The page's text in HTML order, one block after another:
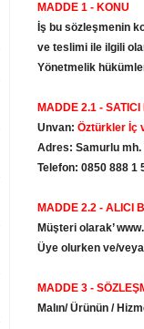
MADDE 1 - KONU
İş bu sözleşmenin
ve teslimi ile ilgili
Yönetmelik
MADDE 2.1 - SATICI
Unvan: Öztürkler İç
Adres: Samurlu mh.
Telefon: 0850 888 1
MADDE 2.2 - ALICI
Müşteri olarak’
Üye olurken ve/
MADDE 3 -
Malın/ Ürünün /